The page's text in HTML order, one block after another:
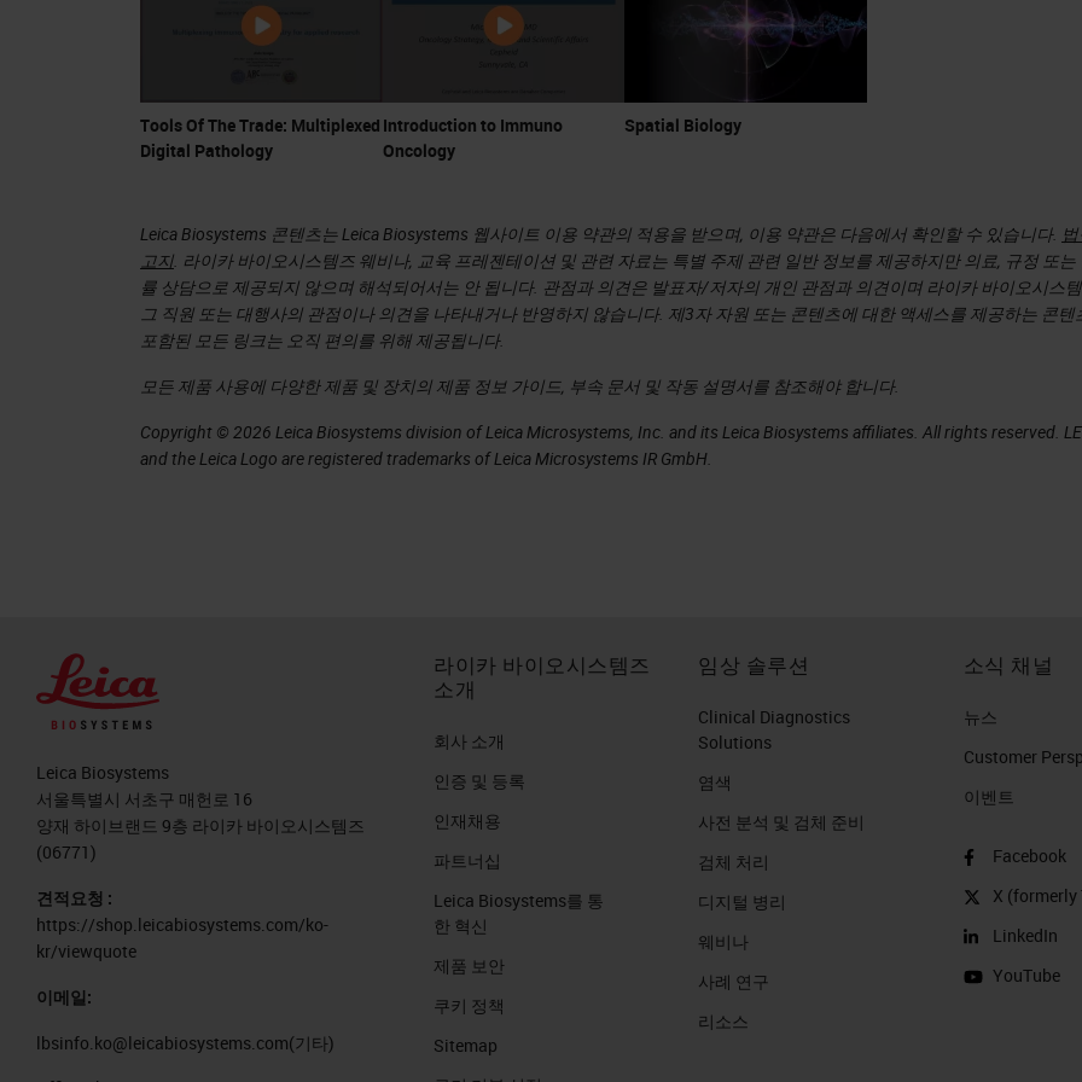
Tools Of The Trade: Multiplexed
Digital Pathology
Introduction to Immuno
Oncology
Spatial Biology
Leica Biosystems 콘텐츠는 Leica Biosystems 웹사이트 이용 약관의 적용을 받으며, 이용 약관은 다음에서 확인할 수 있습니다.
고지. 라이카 바이오시스템즈 웨비나, 교육 프레젠테이션 및 관련 자료는 특별 주제 관련 일반 정보를 제공하지만 의료, 규정 또는
률 상담으로 제공되지 않으며 해석되어서는 안 됩니다. 관점과 의견은 발표자/저자의 개인 관점과 의견이며 라이카 바이오시스
그 직원 또는 대행사의 관점이나 의견을 나타내거나 반영하지 않습니다. 제3자 자원 또는 콘텐츠에 대한 액세스를 제공하는 콘텐
포함된 모든 링크는 오직 편의를 위해 제공됩니다.
모든 제품 사용에 다양한 제품 및 장치의 제품 정보 가이드, 부속 문서 및 작동 설명서를 참조해야 합니다.
Copyright © 2026 Leica Biosystems division of Leica Microsystems, Inc. and its Leica Biosystems affiliates. All rights reserved.
and the Leica Logo are registered trademarks of Leica Microsystems IR GmbH.
Leica Biosystems
서울특별시 서초구 매헌로 16
양재 하이브랜드 9층 라이카 바이오시스템즈
(06771)
견적요청 :
https://shop.leicabiosystems.com/ko-
kr/viewquote
이메일:
lbsinfo.ko@leicabiosystems.com(기타)
라이카 바이오시스템즈
소개
회사 소개
인증 및 등록
인재채용
파트너십
Leica Biosystems를 통
한 혁신
제품 보안
쿠키 정책
Sitemap
임상 솔루션
Clinical Diagnostics
Solutions
염색
사전 분석 및 검체 준비
검체 처리
디지털 병리
웨비나
사례 연구
리소스
소식 채널
뉴스
Customer
이벤트
Facebook
X
LinkedIn
YouTube